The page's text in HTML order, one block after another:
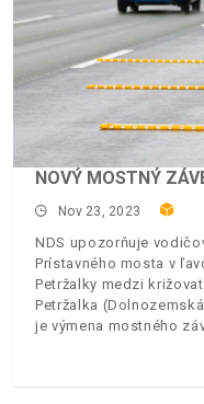
NOVÝ MOSTNÝ
Nov 23, 2023
NDS upozorňuje
Prístavného mosta v
Petržalky medzi
Petržalka
je výmena mostného